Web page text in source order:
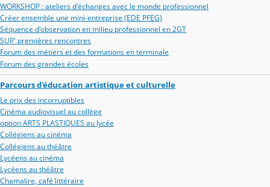
WORKSHOP : ateliers d'échanges avec le monde professionnel
Créer ensemble une mini-entreprise (EDE PFEG)
Séquence d'observation en milieu professionnel en 2GT
SUP' premières rencontres
Forum des métiers et des formations en terminale
Forum des grandes écoles
Parcours d'éducation artistique et culturelle
Le prix des incorruptibles
Cinéma audiovisuel au collège
option ARTS PLASTIQUES au lycée
Collégiens au cinéma
Collégiens au théâtre
Lycéens au cinéma
Lycéens au théâtre
Chamalire, café littéraire